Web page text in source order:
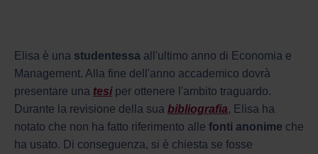
Elisa è una studentessa all'ultimo anno di Economia e
Management. Alla fine dell'anno accademico dovrà
presentare una tesiper ottenere l'ambito traguardo.
Durante la revisione della sua bibliografia, Elisa ha
notato che non ha fatto riferimento alle fonti anonime che
ha usato. Di conseguenza, si è chiesta se fosse